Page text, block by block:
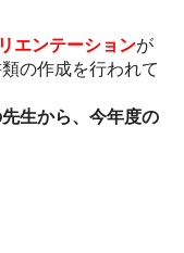
エンテーションが
の作成を行われて
生から、今年度の